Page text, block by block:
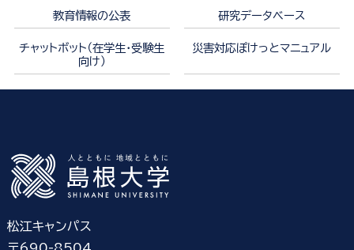
教育情報の公表 研究データベース
チャットボット（在学生・受験生
向け）
災害対応ぽけっとマニュアル
松江キャンパス
〒690-8504